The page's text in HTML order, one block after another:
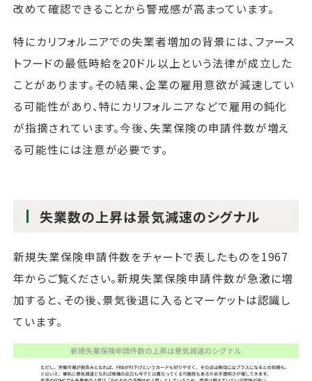
改めて確認できることから警戒感が高まっています。
特にカリフォルニアでの失業者増加の背景には、ファース
トフードの最低時給を20ドル以上という法律が成立した
ことがあります。その結果、企業の雇用意欲が減速してい
る可能性があり、特にカリフォルニアなどで雇用の鈍化
が指摘されています。今後、失業保険の申請件数が増え
る可能性には注意が必要です。
失業数の上昇は景気減速のシグナル
新規失業保険申請件数をチャートで表したものを1967
年からご覧ください。新規失業保険申請件数が急激に増
加すると、その後、景気後退に入るとマーケットは認識し
ています。